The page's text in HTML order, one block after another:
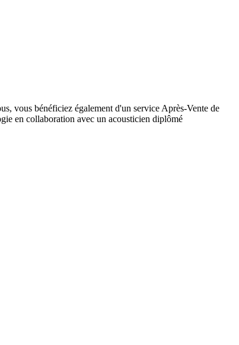
vous bénéficiez également d'un service Après-Vente de
en collaboration avec un acousticien diplômé